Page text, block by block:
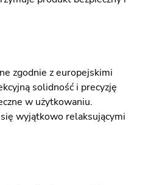
zgodnie z europejskimi
solidność i precyzję
w użytkowaniu.
wyjątkowo relaksującymi